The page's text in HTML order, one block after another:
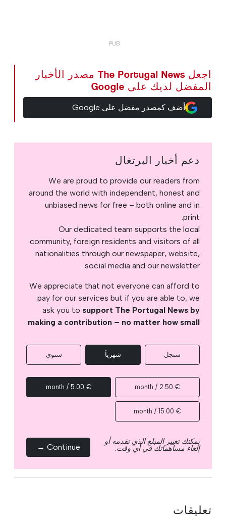
اجعل The Portugal News مصدر الأخبار
المفضل لديك على Google
أضف كمصدر مفضل على Google
دعم أخبار البرتغال
We are proud to provide our readers from
around the world with independent, honest and
unbiased news for free – both online and in
print.
Our dedicated team supports the local
community, foreign residents and visitors of all
nationalities through our newspaper, website,
social media and our newsletter.
We appreciate that not everyone can afford to
pay for our services but if you are able to, we
ask you to support The Portugal News by
making a contribution – no matter how small
.
سنجل شهرياً سنوي
€ 2.50 / month
€ 5.00 / month
€ 15.00 / month
يمكنك تغيير المبلغ الذي تقدمه أو
إلغاء مساهماتك في أي وقت. Continue →
تعليقات